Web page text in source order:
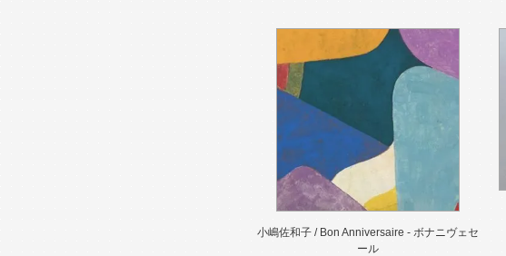
小嶋佐和子 / Bon Anniversaire - ボナニヴェセ
ール